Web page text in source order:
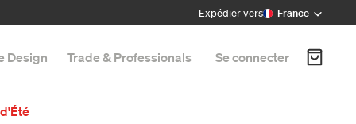
Expédier vers France
Design Trade & Professionals Se connecter